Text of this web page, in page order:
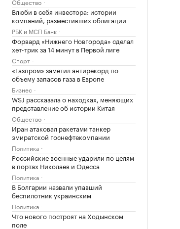
Влюби в себя инвестора: истории
компаний, разместивших облигации
РБК и МСП Банк
Форвард «Нижнего Новгорода» сделал
хет-трик за 14 минут в Первой лиге
Спорт
«Газпром» заметил антирекорд по
объему запасов газа в Европе
Бизнес
WSJ рассказала о находках, меняющих
представление об истории Китая
Общество
Иран атаковал ракетами танкер
эмиратской госнефтекомпании
Политика
Российские военные ударили по целям
в портах Николаев и Одесса
Политика
В Болгарии назвали упавший
беспилотник украинским
Политика
Что нового построят на Ходынском
поле